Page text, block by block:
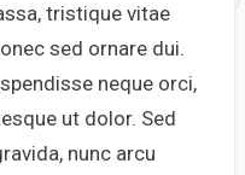
tristique vitae
sed ornare dui.
neque orci,
ut dolor. Sed
nunc arcu